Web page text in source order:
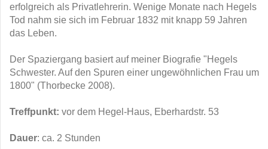
erfolgreich als Privatlehrerin. Wenige Monate nach Hegels
Tod nahm sie sich im Februar 1832 mit knapp 59 Jahren
das Leben.
Der Spaziergang basiert auf meiner Biografie "Hegels
Schwester. Auf den Spuren einer ungewöhnlichen Frau um
1800" (Thorbecke 2008).
Treffpunkt: vor dem Hegel-Haus, Eberhardstr. 53
Dauer: ca. 2 Stunden